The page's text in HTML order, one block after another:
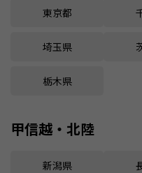
東京都
埼玉県
栃木県
甲信越・北陸
新潟県